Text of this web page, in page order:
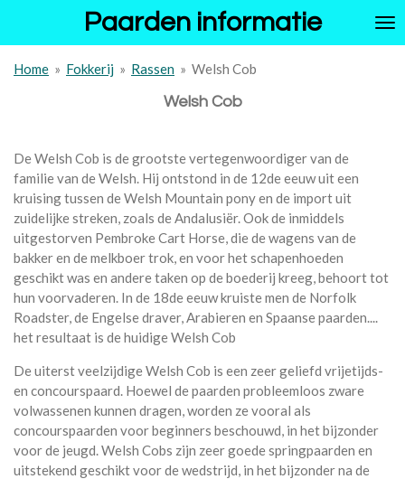
de
Paarden informatie
Home » Fokkerij » Rassen » Welsh Cob
Welsh Cob
De Welsh Cob is de grootste vertegenwoordiger van de
familie van de Welsh. Hij ontstond in de 12de eeuw uit een
kruising tussen de Welsh Mountain pony en de import uit
zuidelijke streken, zoals de Andalusiër. Ook de inmiddels
uitgestorven Pembroke Cart Horse, die de wagens van de
bakker en de melkboer trok, en voor het schapenhoeden
geschikt was en andere taken op de boederij kreeg, behoort tot
hun voorvaderen. In de 18de eeuw kruiste men de Norfolk
Roadster, de Engelse draver, Arabieren en Spaanse paarden....
het resultaat is de huidige Welsh Cob
De uiterst veelzijdige Welsh Cob is een zeer geliefd vrijetijds-
en concourspaard. Hoewel de paarden probleemloos zware
volwassenen kunnen dragen, worden ze vooral als
concourspaarden voor beginners beschouwd, in het bijzonder
voor de jeugd. Welsh Cobs zijn zeer goede springpaarden en
uitstekend geschikt voor de wedstrijd, in het bijzonder na de